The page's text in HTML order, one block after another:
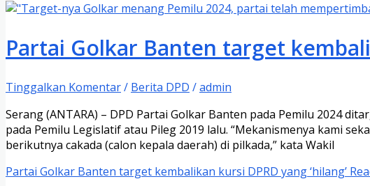
Partai Golkar Banten target
Tinggalkan Komentar/ Berita DPD /admin
Serang (ANTARA) – DPD Partai Golkar Banten pada Pemilu 2024
pada Pemilu Legislatif atau Pileg 2019 lalu. “Mekanismenya kami
berikutnya cakada (calon kepala daerah) di pilkada,” kata Wakil
Partai Golkar Banten target kembalikan kursi DPRD yang ‘hilang’